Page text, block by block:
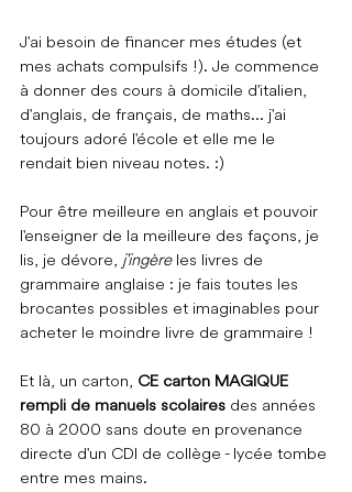
J'ai besoin de financer mes études (et
mes achats compulsifs !). Je commence
à donner des cours à domicile d'italien,
d'anglais, de français, de maths... j'ai
toujours adoré l'école et elle me le
rendait bien niveau notes. :)
Pour être meilleure en anglais et pouvoir
l'enseigner de la meilleure des façons, je
lis, je dévore, j'ingère les livres de
grammaire anglaise : je fais toutes les
brocantes possibles et imaginables pour
acheter le moindre livre de grammaire !
Et là, un carton, CE carton MAGIQUE
rempli de manuels scolaires des années
80 à 2000 sans doute en provenance
directe d'un CDI de collège - lycée tombe
entre mes mains.